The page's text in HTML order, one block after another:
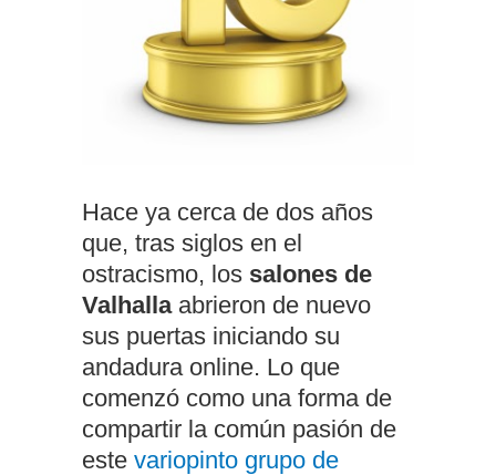
Hace ya cerca de dos años
que, tras siglos en el
ostracismo, los salones de
Valhallaabrieron de nuevo
sus puertas iniciando su
andadura online. Lo que
comenzó como una forma de
compartir la común pasión de
este variopinto grupo de